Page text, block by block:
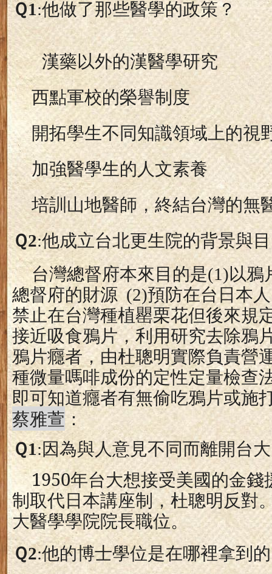
Ｑ1:他做了那些醫學的政策？
漢藥以外的漢醫學研究
西點軍校的榮譽制度
開拓學生不同知識領域上的視
加強醫學生的人文素養
培訓山地醫師，終結台灣的無
Ｑ2:他成立台北更生院的背景與
台灣總督府本來目的是(1)以鴉
總督府的財源(2)預防在台日本
禁止在台灣種植罌栗花但後來規
接近吸食鴉片，利用研究去除鴉
鴉片癮者，由杜聰明實際負責營
種微量嗎啡成份的定性定量檢查
即可知道癮者有無偷吃鴉片或施
蔡雅萱：
Ｑ1: 因為與人意見不同而離開台
1950年台大想接受美國的金
制取代日本講座制，杜聰明反對
大醫學學院院長職位。
Ｑ2:他的博士學位是在哪裡拿到